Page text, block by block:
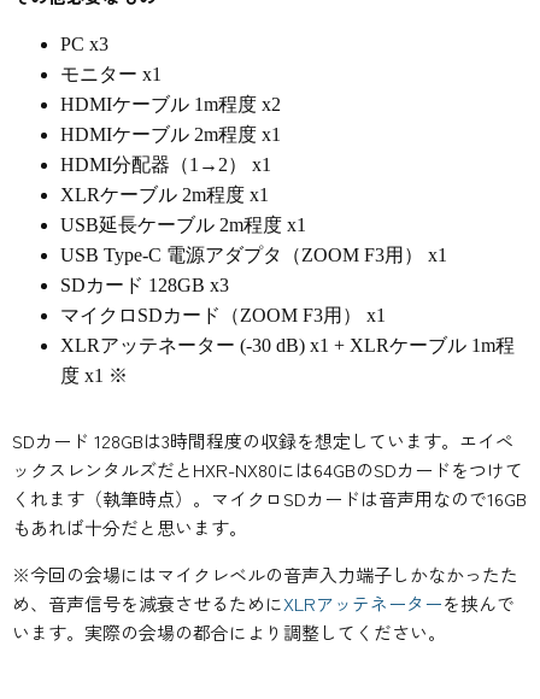
PC x3
モニター x1
HDMIケーブル 1m程度 x2
HDMIケーブル 2m程度 x1
HDMI分配器（1→2） x1
XLRケーブル 2m程度 x1
USB延長ケーブル 2m程度 x1
USB Type-C 電源アダプタ（ZOOM F3用） x1
SDカード 128GB x3
マイクロSDカード（ZOOM F3用） x1
XLRアッテネーター (-30 dB) x1 + XLRケーブル 1m程
度 x1 ※
SDカード 128GBは3時間程度の収録を想定しています。エイペ
ックスレンタルズだとHXR-NX80には64GBのSDカードをつけて
くれます（執筆時点）。マイクロSDカードは音声用なので16GB
もあれば十分だと思います。
※今回の会場にはマイクレベルの音声入力端子しかなかったた
め、音声信号を減衰させるためにXLRアッテネーターを挟んで
います。実際の会場の都合により調整してください。